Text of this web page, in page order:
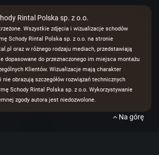
Rintal Polska sp. z o.o.
Wszystkie zdjęcia i wizualizacje schodów
Schody Rintal Polska sp. z o.o. na stronie
oraz w różnego rodzaju mediach, przedstawiają
dopasowane do przeznaczonego im miejsca montażu
Klientów. Wizualizacje mają charakter
nie obrazują szczegółów rozwiązań technicznych
Schody Rintal Polska sp. z o.o. Wykorzystywanie
zgody autora jest niedozwolone.
Na górę